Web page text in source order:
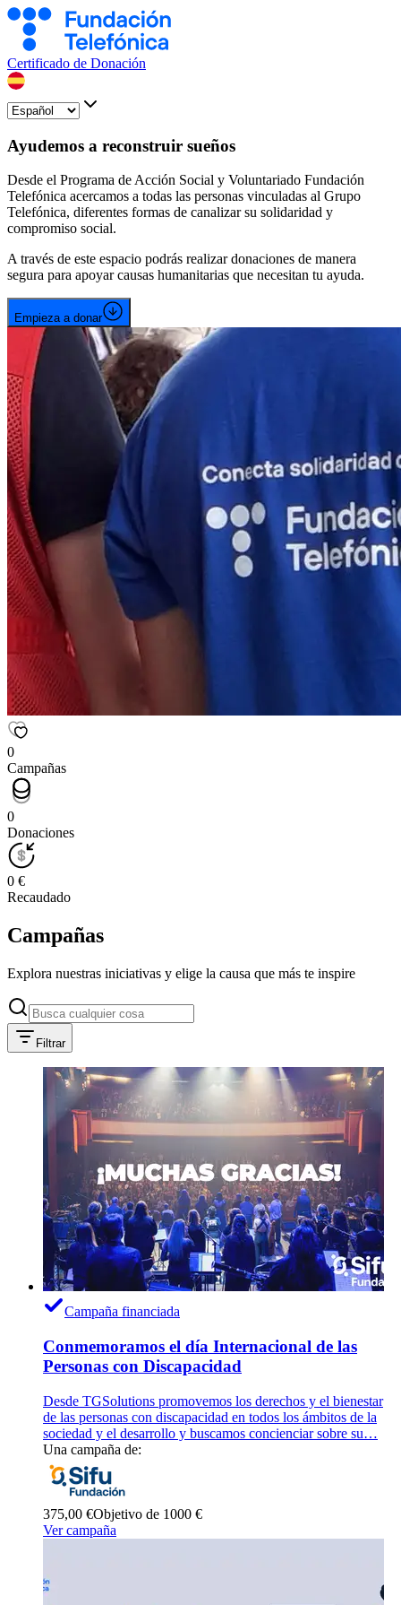
Certificado de Donación
Ayudemos a reconstruir sueños
Desde el Programa de Acción Social y Voluntariado Fundación
Telefónica acercamos a todas las personas vinculadas al Grupo
Telefónica, diferentes formas de canalizar su solidaridad y
compromiso social.
A través de este espacio podrás realizar donaciones de manera
segura para apoyar causas humanitarias que necesitan tu ayuda.
Empieza a donar
0
Campañas
0
Donaciones
0 €
Recaudado
Campañas
Explora nuestras iniciativas y elige la causa que más te inspire
Filtrar
Campaña financiada
Conmemoramos el día Internacional de las
Personas con Discapacidad
Desde TGSolutions promovemos los derechos y el bienestar
de las personas con discapacidad en todos los ámbitos de la
sociedad y el desarrollo y buscamos concienciar sobre su…
Una campaña de:
375,00 €Objetivo de 1000 €
Ver campaña